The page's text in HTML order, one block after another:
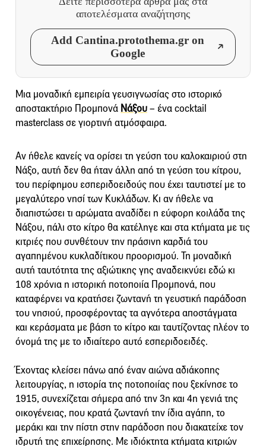
αποτελέσματα αναζήτησης
Add Cantina.protothema.gr on
Google
Μια μοναδική εμπειρία γευσιγνωσίας στο ιστορικό
αποστακτήριο Προμπονά Νάξου– ένα cocktail
masterclass σε γιορτινή ατμόσφαιρα.
Αν ήθελε κανείς να ορίσει τη γεύση του καλοκαιριού στη
Νάξο, αυτή δεν θα ήταν άλλη από τη γεύση του κίτρου,
του περίφημου εσπεριδοειδούς που έχει ταυτιστεί με το
μεγαλύτερο νησί των Κυκλάδων. Κι αν ήθελε να
διαπιστώσει τι αρώματα αναδίδει η εύφορη κοιλάδα της
Νάξου, πάλι στο κίτρο θα κατέληγε και στα κτήματα με τις
κιτριές που συνθέτουν την πράσινη καρδιά του
αγαπημένου κυκλαδίτικου προορισμού. Τη μοναδική
αυτή ταυτότητα της αξιώτικης γης αναδεικνύει εδώ κι
108 χρόνια η ιστορική ποτοποιία Προμπονά, που
καταφέρνει να κρατήσει ζωντανή τη γευστική παράδοση
του νησιού, προσφέροντας τα αγνότερα αποστάγματα
και κεράσματα με βάση το κίτρο και ταυτίζοντας πλέον το
όνομά της με το ιδιαίτερο αυτό εσπεριδοειδές.
Έχοντας κλείσει πάνω από έναν αιώνα αδιάκοπης
λειτουργίας, η ιστορία της ποτοποιίας που ξεκίνησε το
1915, συνεχίζεται σήμερα από την 3η και 4η γενιά της
οικογένειας, που κρατά ζωντανή την ίδια αγάπη, το
μεράκι και την πίστη στην παράδοση που διακατείχε τον
ιδρυτή της επιχείρησης. Με ιδιόκτητα κτήματα κιτριών